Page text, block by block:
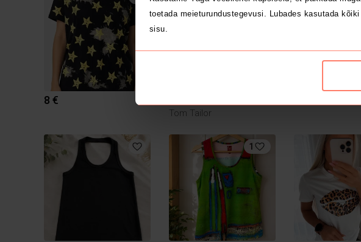
toetada meieturundustegevusi. Lubades kasutada
sisu.
8 €
Tom Tailor
1